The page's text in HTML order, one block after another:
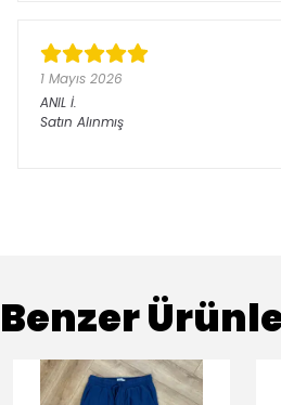
1 Mayıs 2026
ANIL İ.
Satın Alınmış
Benzer